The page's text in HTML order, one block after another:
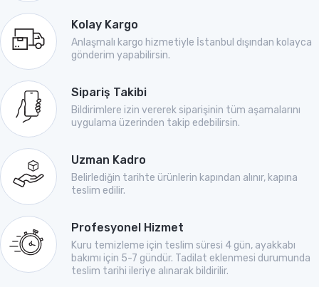
Kolay Kargo
Anlaşmalı kargo hizmetiyle İstanbul dışından kolayca
gönderim yapabilirsin.
Sipariş Takibi
Bildirimlere izin vererek siparişinin tüm aşamalarını
uygulama üzerinden takip edebilirsin.
Uzman Kadro
Belirlediğin tarihte ürünlerin kapından alınır, kapına
teslim edilir.
Profesyonel Hizmet
Kuru temizleme için teslim süresi 4 gün, ayakkabı
bakımı için 5-7 gündür. Tadilat eklenmesi durumunda
teslim tarihi ileriye alınarak bildirilir.